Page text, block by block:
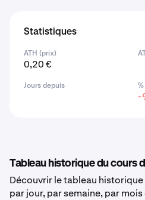
Statistiques
ATH (prix)
0,20 €
Jours depuis
-
Tableau historique du cours
Découvrir le tableau historique
par jour, par semaine, par mois